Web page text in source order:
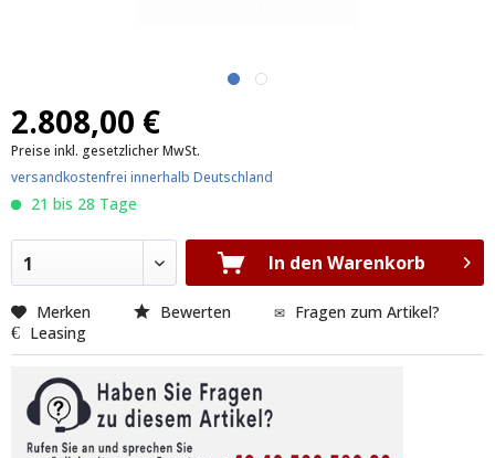
2.808,00 €
Preise inkl. gesetzlicher MwSt.
versandkostenfrei innerhalb Deutschland
21 bis 28 Tage
1 In den Warenkorb
Merken Bewerten
Fragen zum Artikel?
Leasing